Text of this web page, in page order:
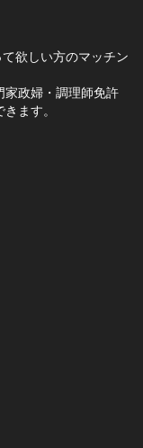
欲しい方のマッチン
家政婦・調理師免許
ます。